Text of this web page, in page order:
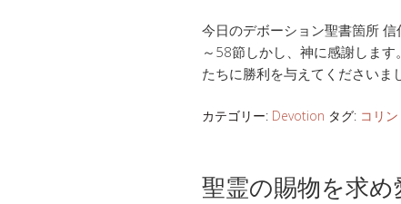
今日のデボーション聖書箇所
～58節しかし、神に感謝しま
たちに勝利を与えてくださいま
カテゴリー: Devotion タグ: コリ
聖霊の賜物を求め